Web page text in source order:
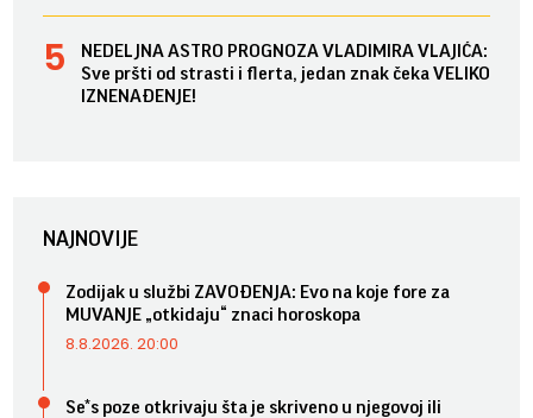
NEDELJNA ASTRO PROGNOZA VLADIMIRA VLAJIĆA:
Sve pršti od strasti i flerta, jedan znak čeka VELIKO
IZNENAĐENJE!
NAJNOVIJE
Zodijak u službi ZAVOĐENJA: Evo na koje fore za
MUVANJE „otkidaju“ znaci horoskopa
8.8.2026. 20:00
Se*s poze otkrivaju šta je skriveno u njegovoj ili